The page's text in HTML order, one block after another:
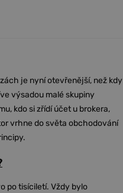
je nyní otevřenější, než kdy
výsadou malé skupiny
kdo si zřídí účet u brokera,
vrhne do světa obchodování
po tisíciletí. Vždy bylo